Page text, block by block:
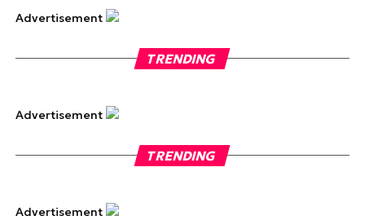
Advertisement
TRENDING
Advertisement
TRENDING
Advertisement